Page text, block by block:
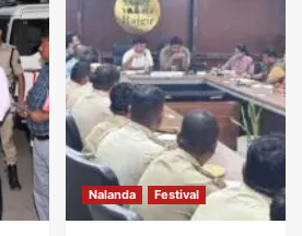
Nalanda Festival